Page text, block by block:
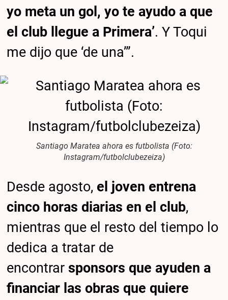
yo meta un gol, yo te ayudo a que
el club llegue a Primera’. Y Toqui
me dijo que ‘de una’”.
Santiago Maratea ahora es futbolista (Foto:
Instagram/futbolclubezeiza)
Desde agosto, el joven entrena
cinco horas diarias en el club,
mientras que el resto del tiempo lo
dedica a tratar de
encontrarsponsors que ayuden a
financiar las obras que quiere